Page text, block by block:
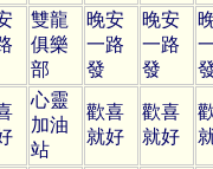
雙龍
俱樂
部
晚安
一路
發
晚安
一路
發
心靈
加油
站
歡喜
就好
歡喜
就好